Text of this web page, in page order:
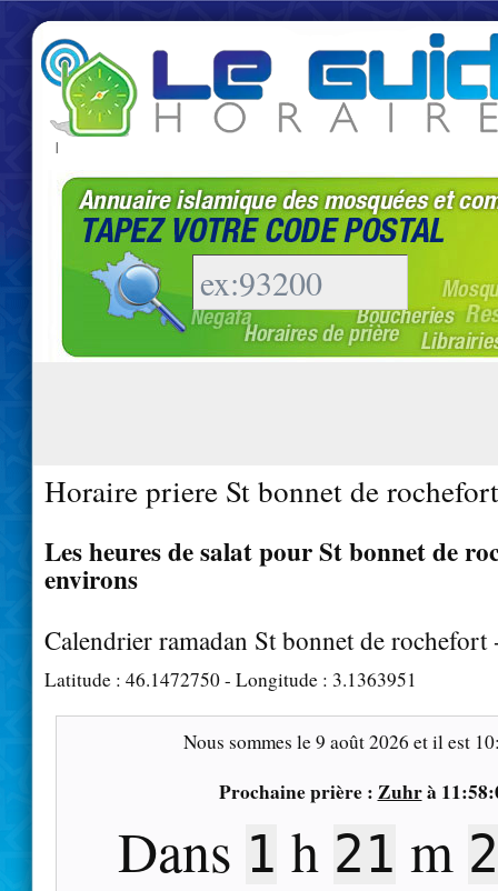
|
Horaire priere St bonnet de
Les heures de salat pour St bonnet de
environs
Calendrier ramadan St bonnet de rochefort
Latitude : 46.1472750- Longitude : 3.1363951
Nous sommes le9 août 2026 et il est
Prochaine prière : Zuhrà
Dans 1 h 21 m